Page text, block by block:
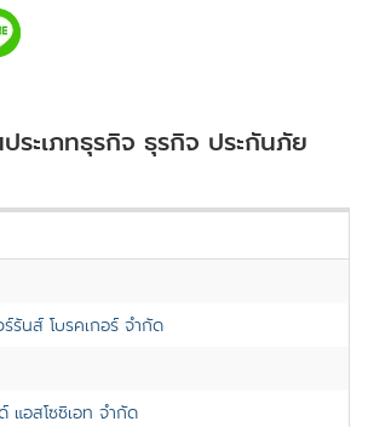
ระเภทธุรกิจ ธุรกิจ ประกันภัย
รันส์ โบรคเกอร์ จำกัด
แอสโซซิเอท จำกัด